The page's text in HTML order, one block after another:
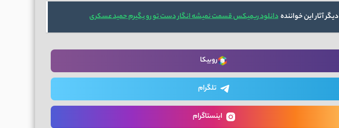
دیگر آثار این خوانندهدانلود ریمیکس قسمت نمیشه انگار دست تو رو بگیرم حمید عسکری
روبیکا
تلگرام
اینستاگرام